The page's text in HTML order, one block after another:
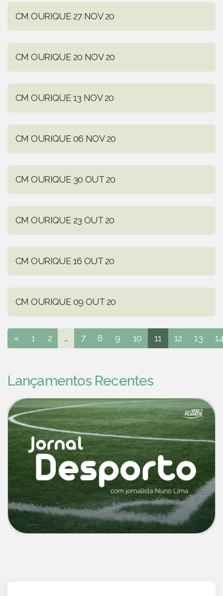
CM OURIQUE 27 NOV 20
CM OURIQUE 20 NOV 20
CM OURIQUE 13 NOV 20
CM OURIQUE 06 NOV 20
CM OURIQUE 30 OUT 20
CM OURIQUE 23 OUT 20
CM OURIQUE 16 OUT 20
CM OURIQUE 09 OUT 20
« 1 2 ... 7 8 9 10 11 12 13
Lançamentos Recentes